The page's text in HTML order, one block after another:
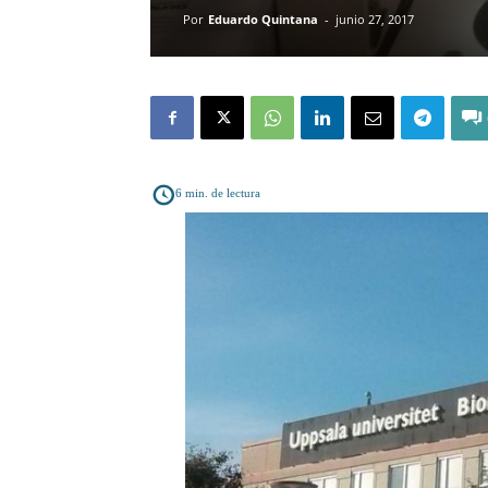
Por Eduardo Quintana - junio 27, 2017
6 min. de lectura